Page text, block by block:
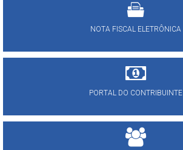
NOTA FISCAL ELETRÔNICA
PORTAL DO CONTRIBUINTE